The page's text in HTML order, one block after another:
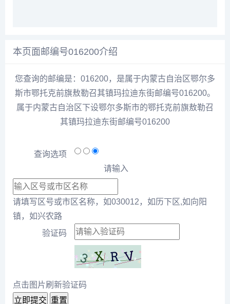
本页面邮编号016200介绍
您查询的邮编是：016200，是属于内蒙古自治区鄂尔多
斯市鄂托克前旗敖勒召其镇玛拉迪东街邮编号016200。
属于内蒙古自治区下设鄂尔多斯市的鄂托克前旗敖勒召
其镇玛拉迪东街邮编号016200
查询选项
请输入
请填写区号或市区名称，如030012，如历下区,如向阳
镇，如兴农路
验证码
点击图片刷新验证码
立即提交 重置